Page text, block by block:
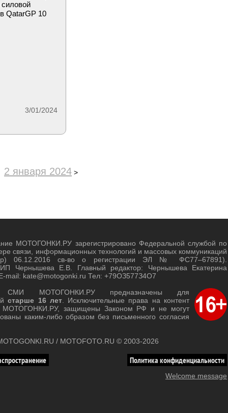
QatarGP 10
3/01/2024
2 января 2024 >
МОТОГОНКИ.РУ зарегистрировано Федеральной службой по
связи, информационных технологий и массовых коммуникаций
06.12.2016 св-во о регистрации ЭЛ № ФС77–67891).
ИП Чернышева Е.В. Главный редактор: Чернышева Екатерина
mail: kate@motogonki.ru Тел: +79ОЗ577З4O7
СМИ МОТОГОНКИ.РУ предназначены для
старше 16 лет. Исключительные права на контент
МОТОГОНКИ.РУ, защищены Законом РФ и не могут
каким-либо образом без письменного согласия
/ MOTOFOTO.RU © 2003-2026
Политика конфиденциальности
Welcome message